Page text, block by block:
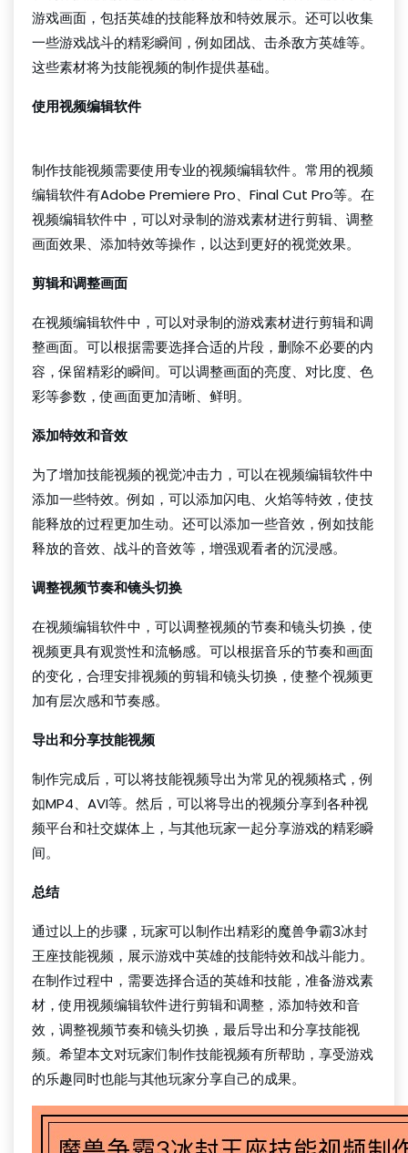
游戏画面，包括英雄的技能释放和特效展示。还可以收集
一些游戏战斗的精彩瞬间，例如团战、击杀敌方英雄等。
这些素材将为技能视频的制作提供基础。
使用视频编辑软件
制作技能视频需要使用专业的视频编辑软件。常用的视频
编辑软件有Adobe Premiere Pro、Final Cut Pro等。在
视频编辑软件中，可以对录制的游戏素材进行剪辑、调整
画面效果、添加特效等操作，以达到更好的视觉效果。
剪辑和调整画面
在视频编辑软件中，可以对录制的游戏素材进行剪辑和调
整画面。可以根据需要选择合适的片段，删除不必要的内
容，保留精彩的瞬间。可以调整画面的亮度、对比度、色
彩等参数，使画面更加清晰、鲜明。
添加特效和音效
为了增加技能视频的视觉冲击力，可以在视频编辑软件中
添加一些特效。例如，可以添加闪电、火焰等特效，使技
能释放的过程更加生动。还可以添加一些音效，例如技能
释放的音效、战斗的音效等，增强观看者的沉浸感。
调整视频节奏和镜头切换
在视频编辑软件中，可以调整视频的节奏和镜头切换，使
视频更具有观赏性和流畅感。可以根据音乐的节奏和画面
的变化，合理安排视频的剪辑和镜头切换，使整个视频更
加有层次感和节奏感。
导出和分享技能视频
制作完成后，可以将技能视频导出为常见的视频格式，例
如MP4、AVI等。然后，可以将导出的视频分享到各种视
频平台和社交媒体上，与其他玩家一起分享游戏的精彩瞬
间。
总结
通过以上的步骤，玩家可以制作出精彩的魔兽争霸3冰封
王座技能视频，展示游戏中英雄的技能特效和战斗能力。
在制作过程中，需要选择合适的英雄和技能，准备游戏素
材，使用视频编辑软件进行剪辑和调整，添加特效和音
效，调整视频节奏和镜头切换，最后导出和分享技能视
频。希望本文对玩家们制作技能视频有所帮助，享受游戏
的乐趣同时也能与其他玩家分享自己的成果。